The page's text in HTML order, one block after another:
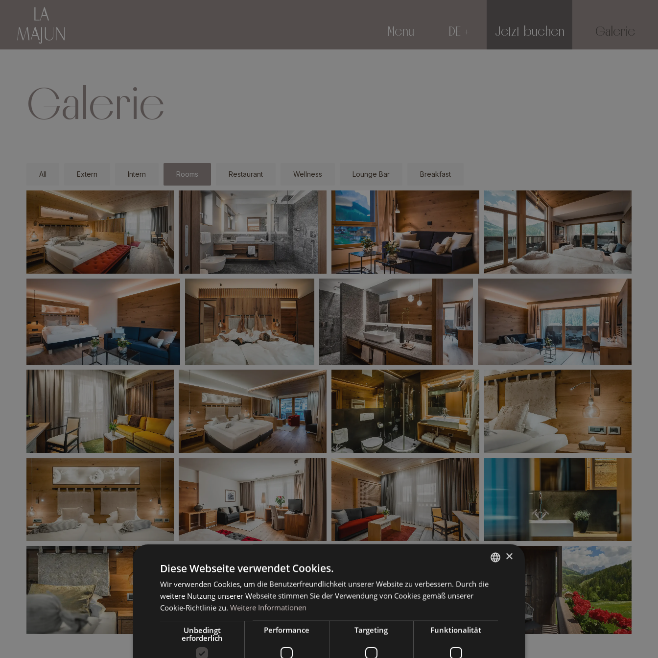
Menu DE Jetzt buchen Galerie
Galerie
All Extern Intern Rooms Restaurant Wellness Lounge Bar Breakfast
ITALIAN
×
Diese Webseite verwendet Cookies.
Wir verwenden Cookies, um die Benutzerfreundlichkeit unserer Website zu verbessern. Durch die
weitere Nutzung unserer Webseite stimmen Sie der Verwendung von Cookies gemäß unserer
Cookie-Richtlinie zu. Weitere Informationen
Unbedingt
erforderlich
Performance Targeting Funktionalität